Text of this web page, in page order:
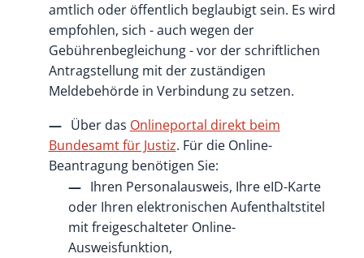
amtlich oder öffentlich beglaubigt sein. Es wird
empfohlen, sich - auch wegen der
Gebührenbegleichung - vor der schriftlichen
Antragstellung mit der zuständigen
Meldebehörde in Verbindung zu setzen.
Über das Onlineportal direkt beim
Bundesamt für Justiz. Für die Online-
Beantragung benötigen Sie:
Ihren Personalausweis, Ihre eID-Karte
oderIhren elektronischen Aufenthaltstitel
mit freigeschalteter Online-
Ausweisfunktion,